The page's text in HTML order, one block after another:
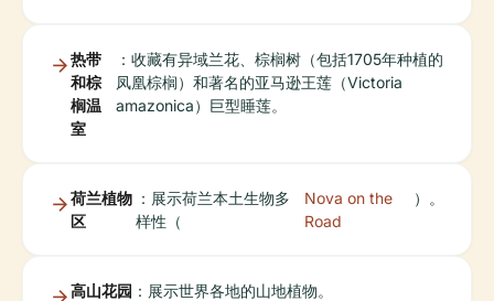
热带
和棕
榈温
室
：收藏有异域兰花、棕榈树（包括1705年种植的
凤凰棕榈）和著名的亚马逊王莲（Victoria
amazonica）巨型睡莲。
荷兰植物
区
：展示荷兰本土生物多
样性（
Nova on the
Road
）。
高山花园 ：展示世界各地的山地植物。